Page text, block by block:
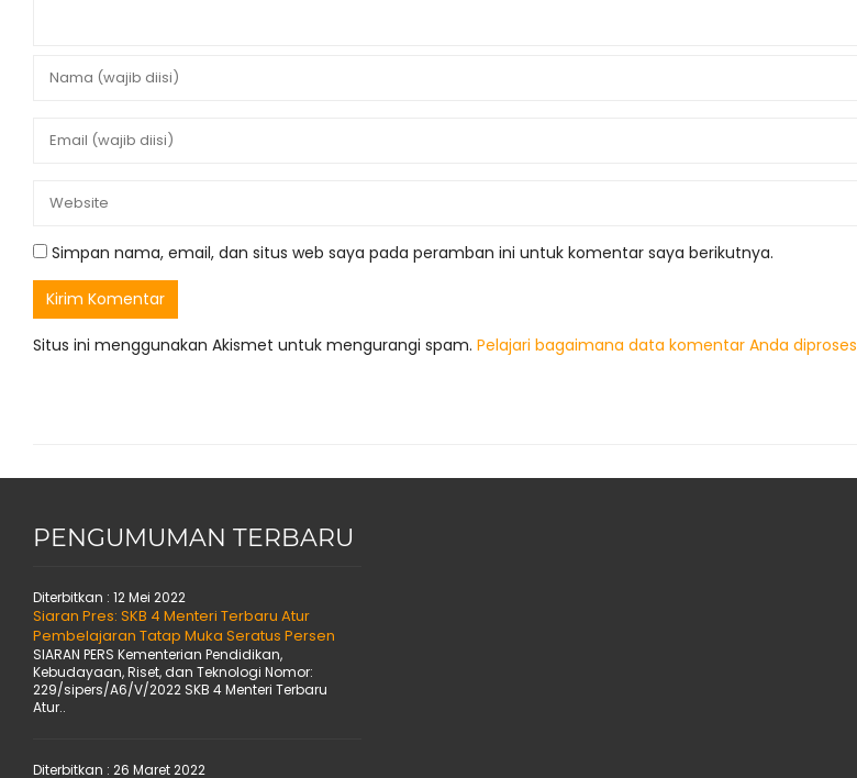
Simpan nama, email, dan situs web saya pada peramban ini untuk komentar saya berikutnya.
Situs ini menggunakan Akismet untuk mengurangi spam. Pelajari bagaimana data komentar Anda diproses
PENGUMUMAN TERBARU
Diterbitkan : 12 Mei 2022
Siaran Pres: SKB 4 Menteri Terbaru Atur
Pembelajaran Tatap Muka Seratus Persen
SIARAN PERS Kementerian Pendidikan,
Kebudayaan, Riset, dan Teknologi Nomor:
229/sipers/A6/V/2022 SKB 4 Menteri Terbaru
Atur..
Diterbitkan : 26 Maret 2022